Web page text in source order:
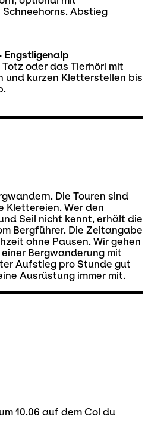
Abstieg
Engstligenalp
oder das Tierhöri mit
und kurzen Kletterstellen bis
Die Touren sind
Klettereien. Wer den
Seil nicht kennt, erhält die
Bergführer. Die Zeitangabe
ohne Pausen. Wir gehen
Bergwanderung mit
Aufstieg pro Stunde gut
Ausrüstung immer mit.
10.06 auf dem Col du